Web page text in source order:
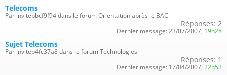
Telecoms
Par invitebbcf9f94 dans le forum Orientation après le BAC
Réponses: 2
Dernier message: 23/07/2007, 19h28
Sujet Telecoms
Par inviteb4fc37a8 dans le forum Technologies
Réponses: 1
Dernier message: 17/04/2007, 22h53